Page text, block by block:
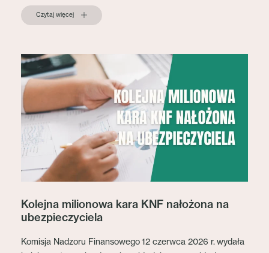
Czytaj więcej
Kolejna milionowa kara KNF nałożona na
ubezpieczyciela
Komisja Nadzoru Finansowego 12 czerwca 2026 r. wydała